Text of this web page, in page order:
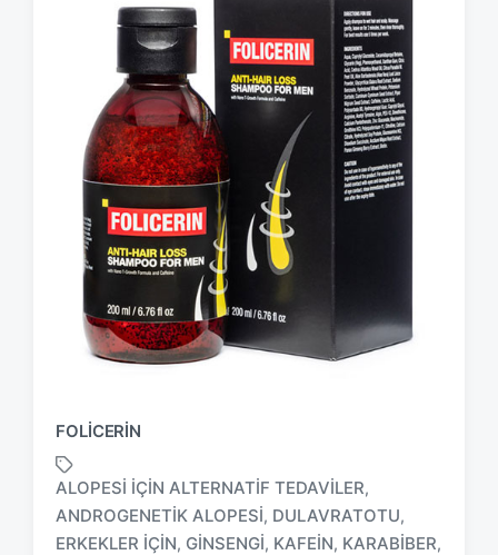
FOLICERIN
T
ALOPESI IÇIN ALTERNATIF TEDAVILER,
ANDROGENETIK ALOPESI, DULAVRATOTU,
ERKEKLER IÇIN, GINSENGI, KAFEIN, KARABIBER,